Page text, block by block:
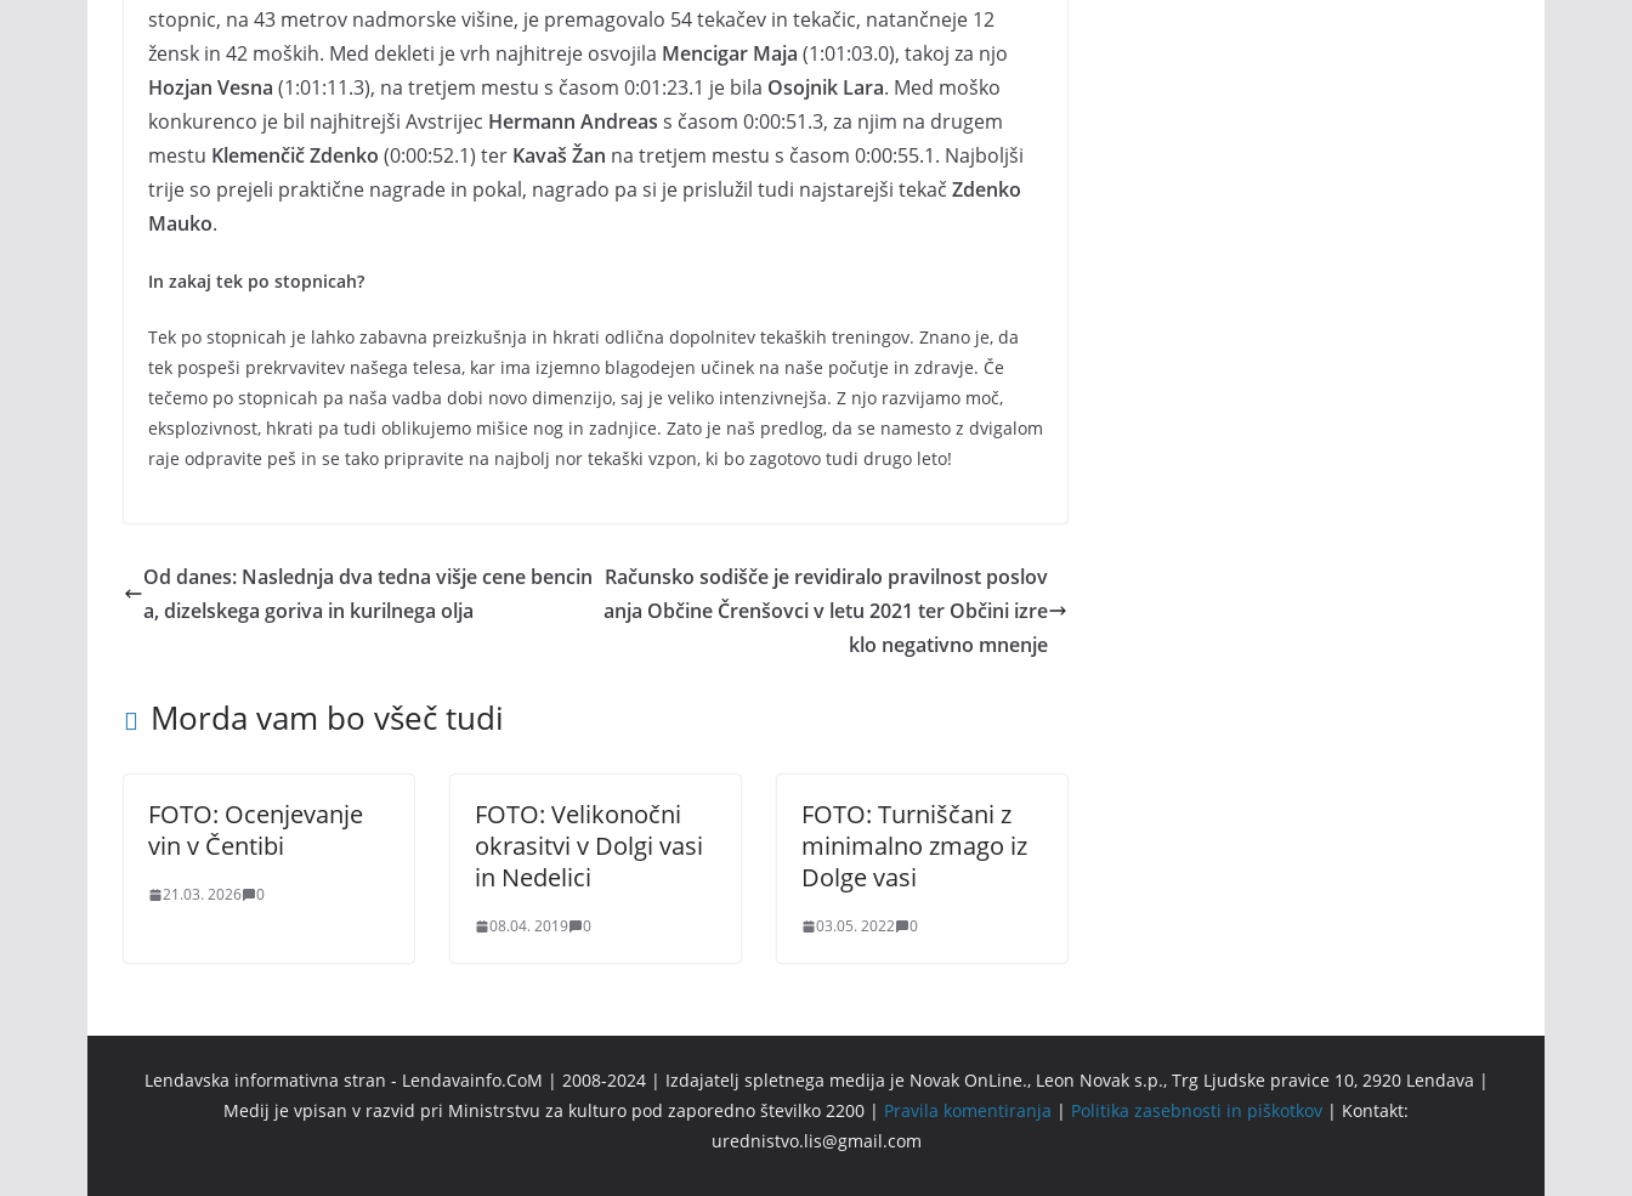
stopnic, na 43 metrov nadmorske višine, je premagovalo 54 tekačev in tekačic, natančneje 12
žensk in 42 moških. Med dekleti je vrh najhitreje osvojila Mencigar Maja (1:01:03.0), takoj za njo
Hozjan Vesna (1:01:11.3), na tretjem mestu s časom 0:01:23.1 je bila Osojnik Lara. Med moško
konkurenco je bil najhitrejši Avstrijec Hermann Andreas s časom 0:00:51.3, za njim na drugem
mestu Klemenčič Zdenko (0:00:52.1) ter Kavaš Žan na tretjem mestu s časom 0:00:55.1. Najboljši
trije so prejeli praktične nagrade in pokal, nagrado pa si je prislužil tudi najstarejši tekač Zdenko
Mauko.
In zakaj tek po stopnicah?
Tek po stopnicah je lahko zabavna preizkušnja in hkrati odlična dopolnitev tekaških treningov. Znano je, da
tek pospeši prekrvavitev našega telesa, kar ima izjemno blagodejen učinek na naše počutje in zdravje. Če
tečemo po stopnicah pa naša vadba dobi novo dimenzijo, saj je veliko intenzivnejša. Z njo razvijamo moč,
eksplozivnost, hkrati pa tudi oblikujemo mišice nog in zadnjice. Zato je naš predlog, da se namesto z dvigalom
raje odpravite peš in se tako pripravite na najbolj nor tekaški vzpon, ki bo zagotovo tudi drugo leto!
Od danes: Naslednja dva tedna višje cene bencin
a, dizelskega goriva in kurilnega olja
Računsko sodišče je revidiralo pravilnost poslov
anja Občine Črenšovci v letu 2021 ter Občini izre
klo negativno mnenje
Morda vam bo všeč tudi
FOTO: Ocenjevanje
vin v Čentibi
21.03. 2026 0
FOTO: Velikonočni
okrasitvi v Dolgi vasi
in Nedelici
08.04. 2019 0
FOTO: Turniščani z
minimalno zmago iz
Dolge vasi
03.05. 2022 0
Lendavska informativna stran - Lendavainfo.CoM | 2008-2024 | Izdajatelj spletnega medija je Novak OnLine., Leon Novak s.p., Trg Ljudske pravice 10, 2920 Lendava |
Medij je vpisan v razvid pri Ministrstvu za kulturo pod zaporedno številko 2200 | Pravila komentiranja | Politika zasebnosti in piškotkov | Kontakt:
urednistvo.lis@gmail.com